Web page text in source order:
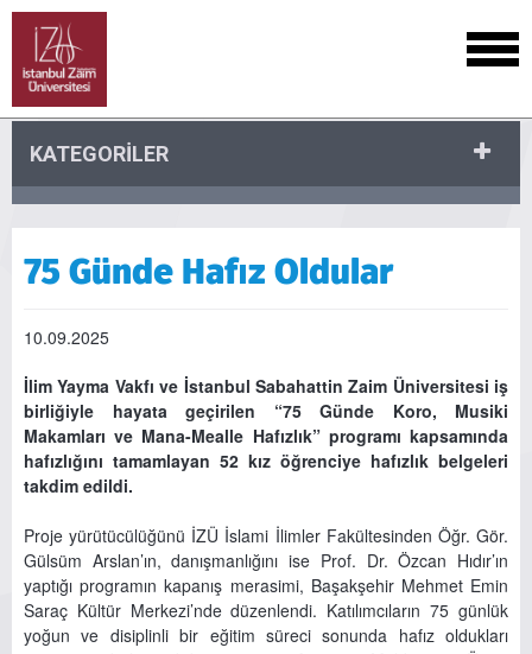
KATEGORİLER
75 Günde Hafız Oldular
10.09.2025
İlim Yayma Vakfı ve İstanbul Sabahattin Zaim Üniversitesi iş
birliğiyle hayata geçirilen “75 Günde Koro, Musiki
Makamları ve Mana-Mealle Hafızlık” programı kapsamında
hafızlığını tamamlayan 52 kız öğrenciye hafızlık belgeleri
takdim edildi.
Proje yürütücülüğünü İZÜ İslami İlimler Fakültesinden Öğr. Gör.
Gülsüm Arslan’ın, danışmanlığını ise Prof. Dr. Özcan Hıdır’ın
yaptığı programın kapanış merasimi, Başakşehir Mehmet Emin
Saraç Kültür Merkezi’nde düzenlendi. Katılımcıların 75 günlük
yoğun ve disiplinli bir eğitim süreci sonunda hafız oldukları